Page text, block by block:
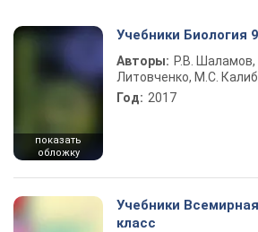
показать
обложку
Учебники Биология
Авторы: Р.В. Шаламов,
Литовченко, М.С.
Год: 2017
Учебники
класс